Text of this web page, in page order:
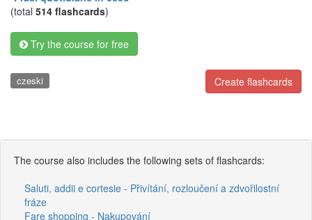
(total 514 flashcards)
Try the course for free
Create flashcards
czeski
The course also includes the following sets of flashcards:
Saluti, addii e cortesie - Přivítání, rozloučení a zdvořilostní
fráze
Fare shopping - Nakupování